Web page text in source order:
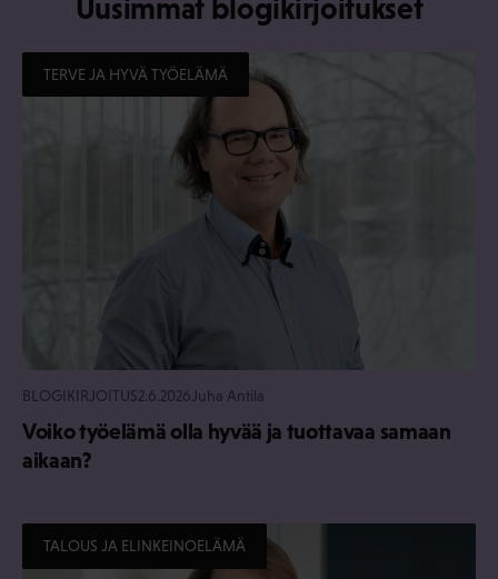
Uusimmat blogikirjoitukset
TERVE JA HYVÄ TYÖELÄMÄ
BLOGIKIRJOITUS2.6.2026 Juha Antila
Voiko työelämä olla hyvää ja tuottavaa samaan
aikaan?
TALOUS JA ELINKEINOELÄMÄ